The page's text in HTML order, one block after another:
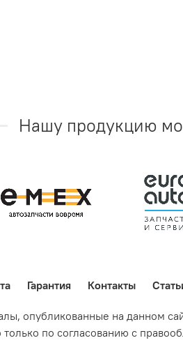
Нашу продукцию
Гарантия Контакты
опубликованные на данном
по согласованию с